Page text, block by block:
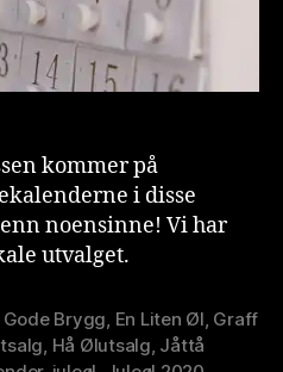
kommer på
i disse
noensinne! Vi har
utvalget.
Gode Brygg, En Liten Øl, Graff
, Hå Ølutsalg, Jåttå